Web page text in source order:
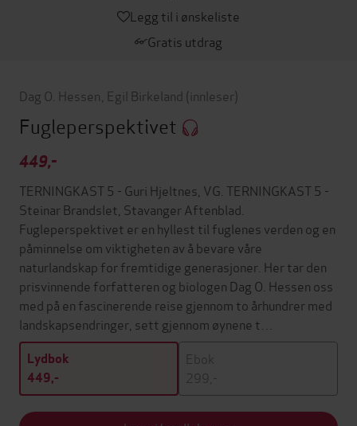
Legg til i ønskeliste
Gratis utdrag
Dag O. Hessen Egil Birkeland (innleser)
Fugleperspektivet
449,-
TERNINGKAST 5 - Guri Hjeltnes, VG. TERNINGKAST 5 -
Steinar Brandslet, Stavanger Aftenblad.
Fugleperspektivet er en hyllest til fuglenes verden og en
påminnelse om viktigheten av å bevare våre
naturlandskap for fremtidige generasjoner. Her tar den
prisvinnende forfatteren og biologen Dag O. Hessen oss
med på en fascinerende reise gjennom to århundrer med
landskapsendringer, sett gjennom øynene t…
Lydbok
449,-
Ebok
299,-